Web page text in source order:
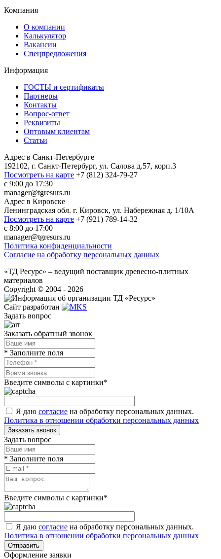
Компания
О компании
Калькулятор
Вакансии
Спецпредложения
Информация
ГОСТЫ и сертификаты
Партнеры
Контакты
Вопрос-ответ
Реквизиты
Оптовым клиентам
Статьи
Адрес в Санкт-Петербурге
192102, г. Санкт-Петербург, ул. Салова д.57, корп.3
Посмотреть на карте +7 (812) 324-79-27
с 9:00 до 17:30
manager@tgresurs.ru
Адрес в Кировске
Ленинградская обл. г. Кировск, ул. Набережная д. 1/10А
Посмотреть на карте +7 (921) 789-14-32
с 8:00 до 17:00
manager@tgresurs.ru
Политика конфиденциальности
Согласие на обработку персональных данных
«ТД Ресурс» – ведущий поставщик древесно-плитных
материалов
Сopyright © 2004 - 2026
Сайт разработан
Задать вопрос
Заказать обратный звонок
* Заполните поля
Введите символы с картинки*
Я даю согласие на обработку персональных данных.
Политика в отношении обработки персональных данных
Заказать звонок
Задать вопрос
* Заполните поля
Введите символы с картинки*
Я даю согласие на обработку персональных данных.
Политика в отношении обработки персональных данных
Отправить
Оформление заявки